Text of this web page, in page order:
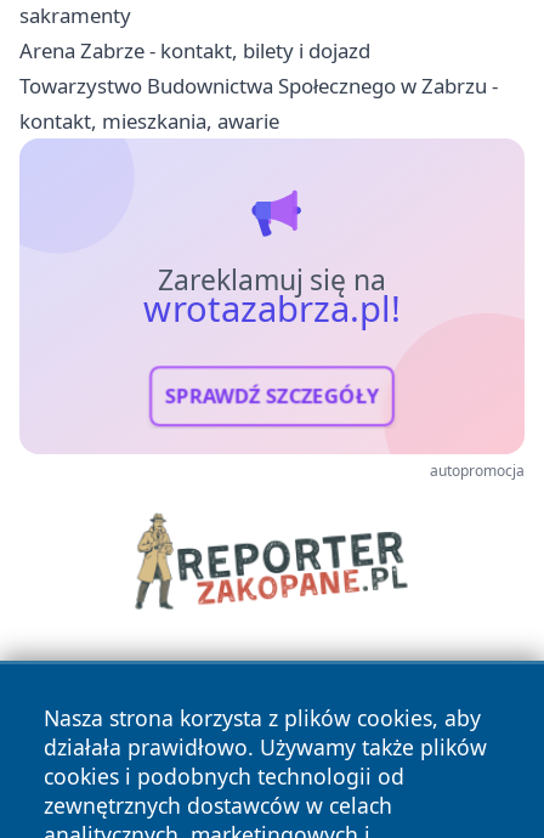
sakramenty
Arena Zabrze - kontakt, bilety i dojazd
Towarzystwo Budownictwa Społecznego w Zabrzu -
kontakt, mieszkania, awarie
Zareklamuj się na
wrotazabrza.pl!
SPRAWDŹ SZCZEGÓŁY
autopromocja
Nasza strona korzysta z plików cookies, aby
działała prawidłowo. Używamy także plików
cookies i podobnych technologii od
zewnętrznych dostawców w celach
Copyright © 2026 wrotazabrza.pl Wszystkie prawa